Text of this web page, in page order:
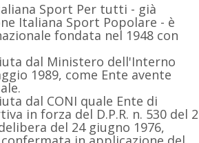
Sport Per tutti - già
Italiana Sport Popolare - è
fondata nel 1948 con
dal Ministero dell'Interno
1989, come Ente avente
dal CONI quale Ente di
in forza del D.P.R. n. 530 del 2
del 24 giugno 1976,